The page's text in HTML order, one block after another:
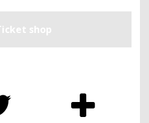
shop